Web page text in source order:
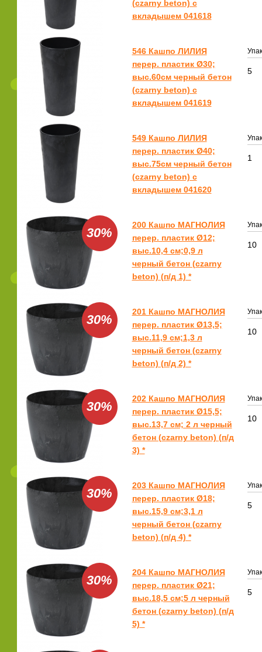
(czarny beton) с
вкладышем 041618
546 Кашпо ЛИЛИЯ
перер. пластик Ø30;
выс.60см черный бетон
(czarny beton) с
вкладышем 041619
5
549 Кашпо ЛИЛИЯ
перер. пластик Ø40;
выс.75см черный бетон
(czarny beton) с
вкладышем 041620
1
30%
200 Кашпо МАГНОЛИЯ
перер. пластик Ø12;
выс.10,4 см;0,9 л
черный бетон (czarny
beton) (п/д 1) *
10
30%
201 Кашпо МАГНОЛИЯ
перер. пластик Ø13,5;
выс.11,9 см;1,3 л
черный бетон (czarny
beton) (п/д 2) *
10
30%
202 Кашпо МАГНОЛИЯ
перер. пластик Ø15,5;
выс.13,7 см; 2 л черный
бетон (czarny beton) (п/д
3) *
10
30%
203 Кашпо МАГНОЛИЯ
перер. пластик Ø18;
выс.15,9 см;3,1 л
черный бетон (czarny
beton) (п/д 4) *
5
30%
204 Кашпо МАГНОЛИЯ
перер. пластик Ø21;
выс.18,5 см;5 л черный
бетон (czarny beton) (п/д
5) *
5